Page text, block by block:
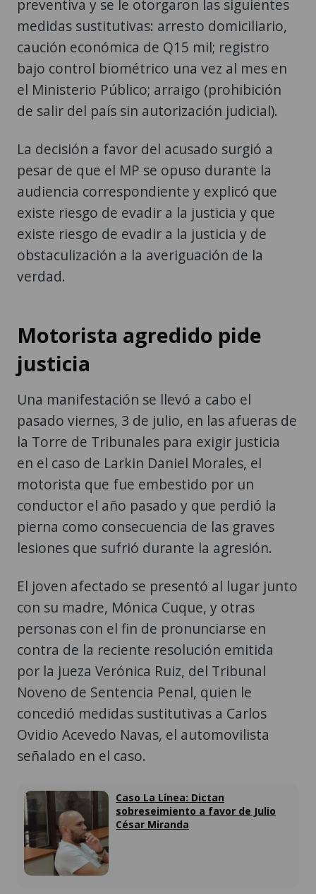
preventiva y se le otorgaron las siguientes
medidas sustitutivas: arresto domiciliario,
caución económica de Q15 mil; registro
bajo control biométrico una vez al mes en
el Ministerio Público; arraigo (prohibición
de salir del país sin autorización judicial).
La decisión a favor del acusado surgió a
pesar de que el MP se opuso durante la
audiencia correspondiente y explicó que
existe riesgo de evadir a la justicia y que
existe riesgo de evadir a la justicia y de
obstaculización a la averiguación de la
verdad.
Motorista agredido pide
justicia
Una manifestación se llevó a cabo el
pasado viernes, 3 de julio, en las afueras de
la Torre de Tribunales para exigir justicia
en el caso de Larkin Daniel Morales, el
motorista que fue embestido por un
conductor el año pasado y que perdió la
pierna como consecuencia de las graves
lesiones que sufrió durante la agresión.
El joven afectado se presentó al lugar junto
con su madre, Mónica Cuque, y otras
personas con el fin de pronunciarse en
contra de la reciente resolución emitida
por la jueza Verónica Ruiz, del Tribunal
Noveno de Sentencia Penal, quien le
concedió medidas sustitutivas a Carlos
Ovidio Acevedo Navas, el automovilista
señalado en el caso.
Caso La Línea: Dictan
sobreseimiento a favor de Julio
César Miranda